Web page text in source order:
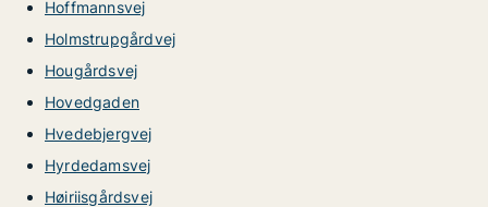
Hoffmannsvej
Holmstrupgårdvej
Hougårdsvej
Hovedgaden
Hvedebjergvej
Hyrdedamsvej
Høiriisgårdsvej